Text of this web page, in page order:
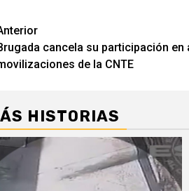
cancela su participación
de la CNTE
HISTORIAS